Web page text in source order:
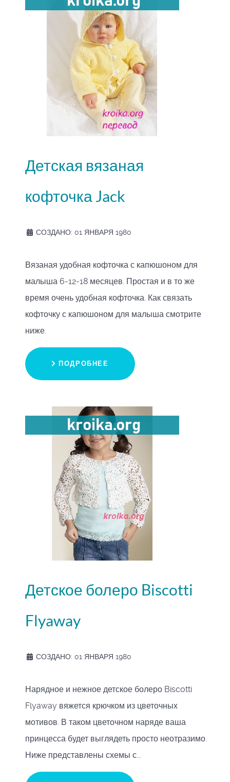
Детская вязаная
кофточка Jack
СОЗДАНО: 01 ЯНВАРЯ 1980
Вязаная удобная кофточка с капюшоном для
малыша 6-12-18 месяцев. Простая и в то же
время очень удобная кофточка. Как связать
кофточку с капюшоном для малыша смотрите
ниже.
ПОДРОБНЕЕ
Детское болеро Biscotti
Flyaway
СОЗДАНО: 01 ЯНВАРЯ 1980
Нарядное и нежное детское болеро Biscotti
Flyaway вяжется крючком из цветочных
мотивов. В таком цветочном наряде ваша
принцесса будет выглядеть просто неотразимо.
Ниже представлены схемы с...